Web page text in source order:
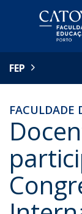
FEP
FACULDADE